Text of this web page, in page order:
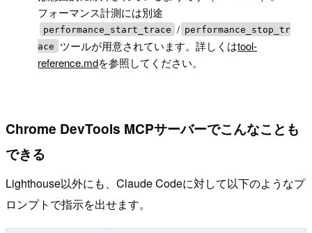
フォーマンス計測には別途
performance_start_trace / performance_stop_tr
ace
ツールが用意されています。詳しくはtool-
reference.mdを参照してください。
Chrome DevTools MCPサーバーでこんなことも
できる
Lighthouse以外にも、Claude Codeに対して以下のようなプ
ロンプトで指示を出せます。